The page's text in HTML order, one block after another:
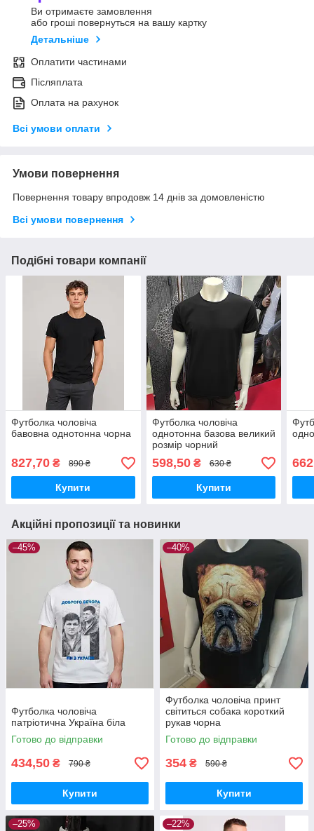
Ви отримаєте замовлення
або гроші повернуться на вашу картку
Детальніше
Оплатити частинами
Післяплата
Оплата на рахунок
Всі умови оплати
Умови повернення
Повернення товару впродовж 14 днів за домовленістю
Всі умови повернення
Подібні товари компанії
Футболка чоловіча
бавовна однотонна чорна
827,70 ₴ 890 ₴
Купити
Футболка чоловіча
однотонна базова великий
розмір чорний
598,50₴ 630 ₴
Купити
Акційні пропозиції та новинки
–45%
Футболка чоловіча
патріотична Україна біла
Готово до відправки
434,50 ₴ 790 ₴
Купити
–40%
Футболка чоловіча принт
світиться собака короткий
рукав чорна
Готово до відправки
354 ₴ 590 ₴
Купити
–25% –22%